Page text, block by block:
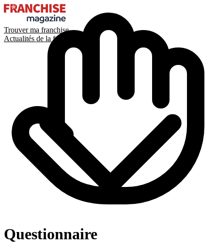
Trouver ma franchise
Actualités de la franchise
Questionnaire